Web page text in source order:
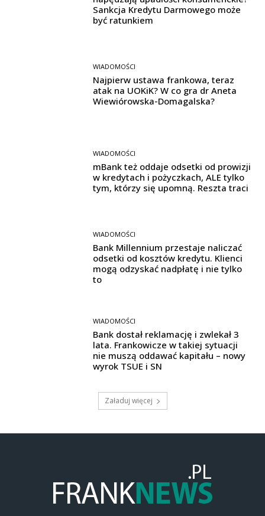
Sankcja Kredytu Darmowego może
być ratunkiem
WIADOMOŚCI
Najpierw ustawa frankowa, teraz
atak na UOKiK? W co gra dr Aneta
Wiewiórowska-Domagalska?
WIADOMOŚCI
mBank też oddaje odsetki od prowizji
w kredytach i pożyczkach, ALE tylko
tym, którzy się upomną. Reszta traci
WIADOMOŚCI
Bank Millennium przestaje naliczać
odsetki od kosztów kredytu. Klienci
mogą odzyskać nadpłatę i nie tylko
to
WIADOMOŚCI
Bank dostał reklamację i zwlekał 3
lata. Frankowicze w takiej sytuacji
nie muszą oddawać kapitału – nowy
wyrok TSUE i SN
Załaduj więcej